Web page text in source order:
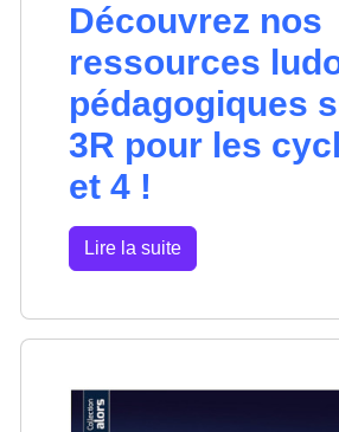
Découvrez nos
ressources
pédagogiques
3R pour les
et 4 !
Lire la suite